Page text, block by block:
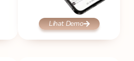
Lihat Demo